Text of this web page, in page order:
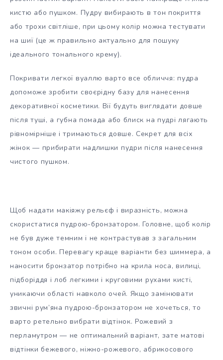
кистю або пушком. Пудру вибирають в тон покриття
або трохи світліше, при цьому колір можна тестувати
на шиї (це ж правильно актуально для пошуку
ідеального тонального крему).
Покривати легкої вуаллю варто все обличчя: пудра
допоможе зробити своєрідну базу для нанесення
декоративної косметики. Вії будуть виглядати довше
після туші, а губна помада або блиск на пудрі лягають
рівномірніше і тримаються довше. Секрет для всіх
жінок — прибирати надлишки пудри після нанесення
чистого пушком.
Щоб надати макіяжу рельєф і виразність, можна
скористатися пудрою-бронзатором. Головне, щоб колір
не був дуже темним і не контрастував з загальним
тоном особи. Перевагу краще варіанти без шиммера, а
наносити бронзатор потрібно на крила носа, вилиці,
підборіддя і лоб легкими і круговими рухами кисті,
уникаючи області навколо очей. Якщо замінювати
звичні рум’яна пудрою-бронзатором не хочеться, то
варто ретельно вибрати відтінок. Рожевий з
перламутром — не оптимальний варіант, зате матові
відтінки бежевого, ніжно-рожевого, абрикосового